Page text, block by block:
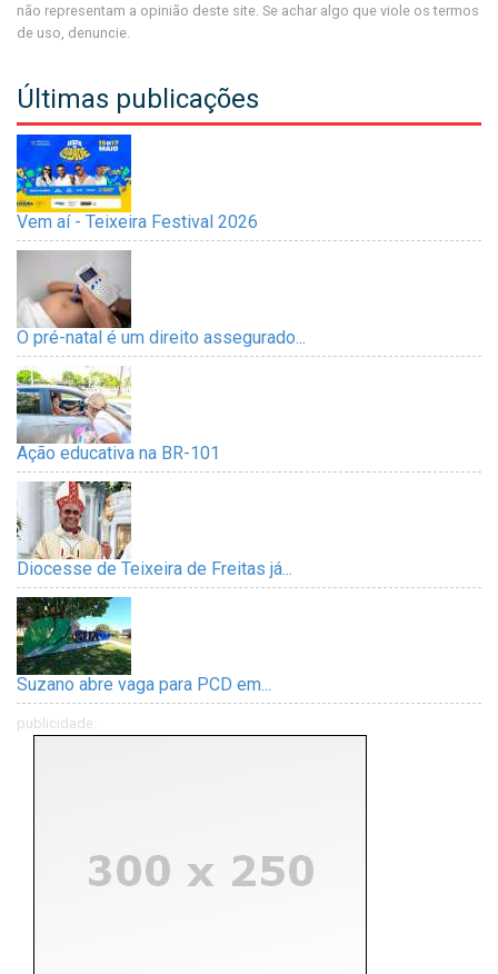
não representam a opinião deste site. Se achar algo que viole os termos
de uso, denuncie.
Últimas publicações
Vem aí - Teixeira Festival 2026
O pré-natal é um direito assegurado...
Ação educativa na BR-101
Diocesse de Teixeira de Freitas já...
Suzano abre vaga para PCD em...
publicidade: